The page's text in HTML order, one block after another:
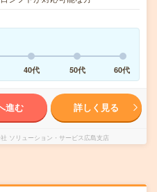
40代 50代 60代
進む 詳しく見る
ソリューション・サービス広島支店